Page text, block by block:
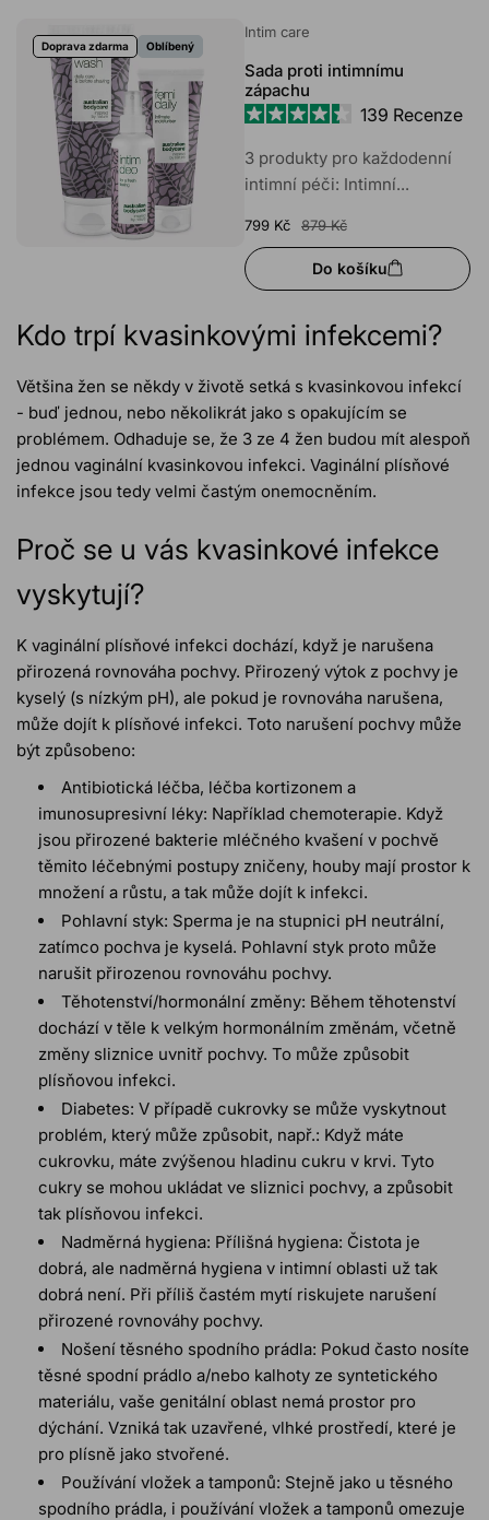
Doprava zdarma Oblíbený
Intim care
Sada proti intimnímu
zápachu
4.4
z
5
139 Recenze
3 produkty pro každodenní
intimní péči: Intimní...
799 Kč 879 Kč
Do košíku
Kdo trpí kvasinkovými infekcemi?
Většina žen se někdy v životě setká s kvasinkovou infekcí
- buď jednou, nebo několikrát jako s opakujícím se
problémem. Odhaduje se, že 3 ze 4 žen budou mít alespoň
jednou vaginální kvasinkovou infekci. Vaginální plísňové
infekce jsou tedy velmi častým onemocněním.
Proč se u vás kvasinkové infekce
vyskytují?
K vaginální plísňové infekci dochází, když je narušena
přirozená rovnováha pochvy. Přirozený výtok z pochvy je
kyselý (s nízkým pH), ale pokud je rovnováha narušena,
může dojít k plísňové infekci. Toto narušení pochvy může
být způsobeno:
Antibiotická léčba, léčba kortizonem a
imunosupresivní léky: Například chemoterapie. Když
jsou přirozené bakterie mléčného kvašení v pochvě
těmito léčebnými postupy zničeny, houby mají prostor k
množení a růstu, a tak může dojít k infekci.
Pohlavní styk: Sperma je na stupnici pH neutrální,
zatímco pochva je kyselá. Pohlavní styk proto může
narušit přirozenou rovnováhu pochvy.
Těhotenství/hormonální změny: Během těhotenství
dochází v těle k velkým hormonálním změnám, včetně
změny sliznice uvnitř pochvy. To může způsobit
plísňovou infekci.
Diabetes: V případě cukrovky se může vyskytnout
problém, který může způsobit, např.: Když máte
cukrovku, máte zvýšenou hladinu cukru v krvi. Tyto
cukry se mohou ukládat ve sliznici pochvy, a způsobit
tak plísňovou infekci.
Nadměrná hygiena: Přílišná hygiena: Čistota je
dobrá, ale nadměrná hygiena v intimní oblasti už tak
dobrá není. Při příliš častém mytí riskujete narušení
přirozené rovnováhy pochvy.
Nošení těsného spodního prádla: Pokud často nosíte
těsné spodní prádlo a/nebo kalhoty ze syntetického
materiálu, vaše genitální oblast nemá prostor pro
dýchání. Vzniká tak uzavřené, vlhké prostředí, které je
pro plísně jako stvořené.
Používání vložek a tamponů: Stejně jako u těsného
spodního prádla, i používání vložek a tamponů omezuje